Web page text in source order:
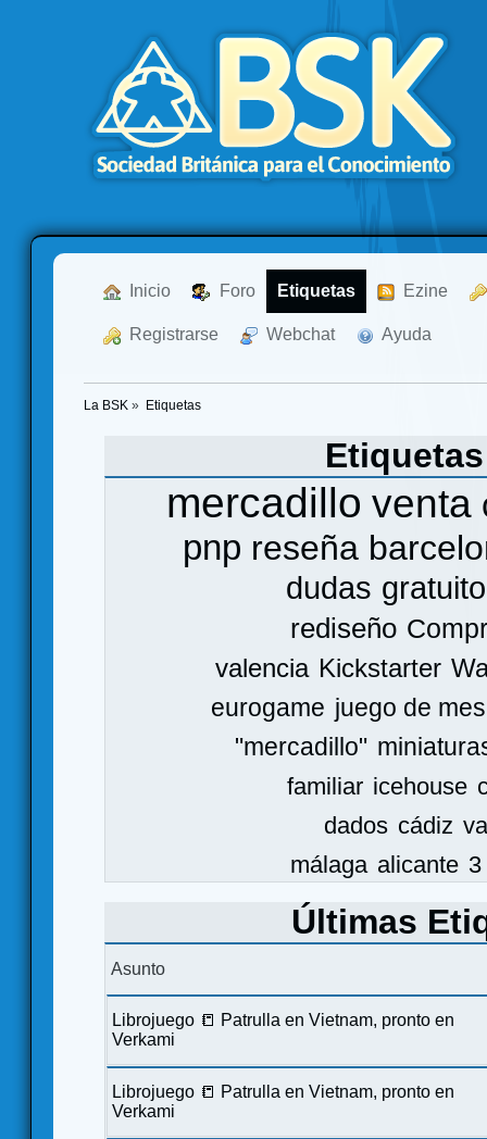
Inicio Foro Etiquetas Ezine
Registrarse Webchat Ayuda
La BSK » Etiquetas
mercadillo venta
pnp reseña
dudas gratuito
rediseño
valencia Kickstarter
eurogame juego de
"mercadillo"
familiar icehouse
dados cádiz
málaga alicante
Últimas
Asunto
Librojuego 📒 Patrulla en Vietnam, pronto en
Verkami
Librojuego 📒 Patrulla en Vietnam, pronto en
Verkami